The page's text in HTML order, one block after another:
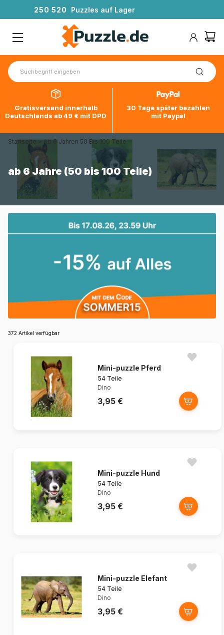
250 520 Puzzles auf Lager
Gratisversand innerhalb
Deutschlands ab 49 € mit DPD
30 Tage später bezahlen
mit Paypal
Startseite >Ab 6 Jahren 50 Bis 100 Teile
ab 6 Jahre (50 bis 100 Teile)
372 Artikel verfügbar
Mini-puzzle Pferd
54 Teile
Dino
3,95 €
Mini-puzzle Hund
54 Teile
Dino
3,95 €
Mini-puzzle Elefant
54 Teile
Dino
3,95 €